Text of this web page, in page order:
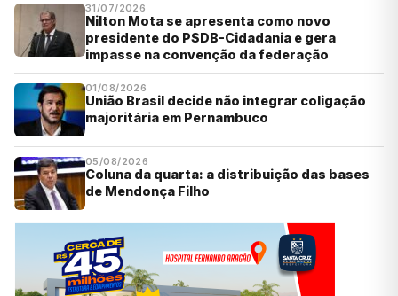
31/07/2026
Nilton Mota se apresenta como novo
presidente do PSDB-Cidadania e gera
impasse na convenção da federação
01/08/2026
União Brasil decide não integrar coligação
majoritária em Pernambuco
05/08/2026
Coluna da quarta: a distribuição das bases
de Mendonça Filho